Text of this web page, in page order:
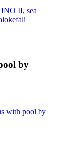
II, sea
by
with pool by